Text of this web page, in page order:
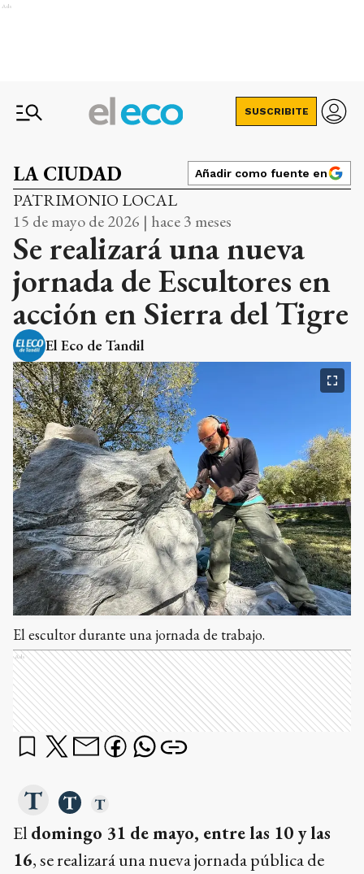
Ads
SUSCRIBITE
LA CIUDAD Añadir como fuente en
PATRIMONIO LOCAL
15 de mayo de 2026 | hace 3 meses
Se realizará una nueva
jornada de Escultores en
acción en Sierra del Tigre
El Eco de Tandil
El escultor durante una jornada de trabajo.
Ads
El domingo 31 de mayo, entre las 10 y las
16, se realizará una nueva jornada pública de